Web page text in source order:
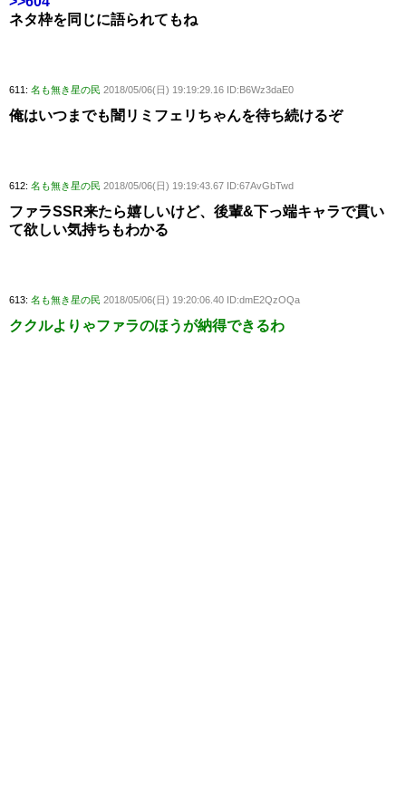
ネタ枠を同じに語られてもね
611: 名も無き星の民 2018/05/06(日) 19:19:29.16 ID:B6Wz3daE0
俺はいつまでも闇リミフェリちゃんを待ち続けるぞ
612: 名も無き星の民 2018/05/06(日) 19:19:43.67 ID:67AvGbTwd
ファラSSR来たら嬉しいけど、後輩&下っ端キャラで貫い
て欲しい気持ちもわかる
613: 名も無き星の民 2018/05/06(日) 19:20:06.40 ID:dmE2QzOQa
ククルよりゃファラのほうが納得できるわ